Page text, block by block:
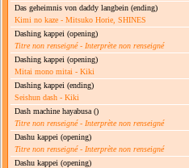
Das geheimnis von daddy langbein (ending)
Kimi no kaze - Mitsuko Horie, SHINES
Dashing kappei (opening)
Titre non renseigné- Interprète non renseigné
Dashing kappei (opening)
Mitai mono mitai - Kiki
Dashing kappei (ending)
Seishun dash - Kiki
Dash machine hayabusa ()
Titre non renseigné- Interprète non renseigné
Dashu kappei (opening)
Titre non renseigné- Interprète non renseigné
Dashu kappei (opening)